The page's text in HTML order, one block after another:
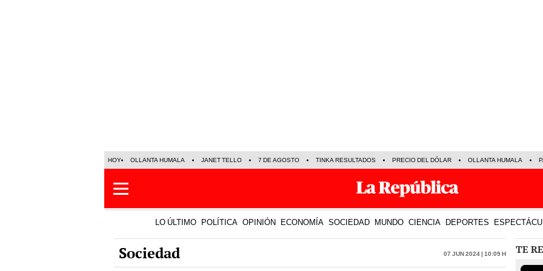
HOY OLLANTA HUMALA JANET TELLO 7 DE AGOSTO TINKA RESULTADOS PRECIO DEL DÓLAR OLLANTA HUMALA
LO ÚLTIMO POLÍTICA OPINIÓN ECONOMÍA SOCIEDAD MUNDO CIENCIA DEPORTES
Sociedad 07 Jun 2024 | 10:09 h TE